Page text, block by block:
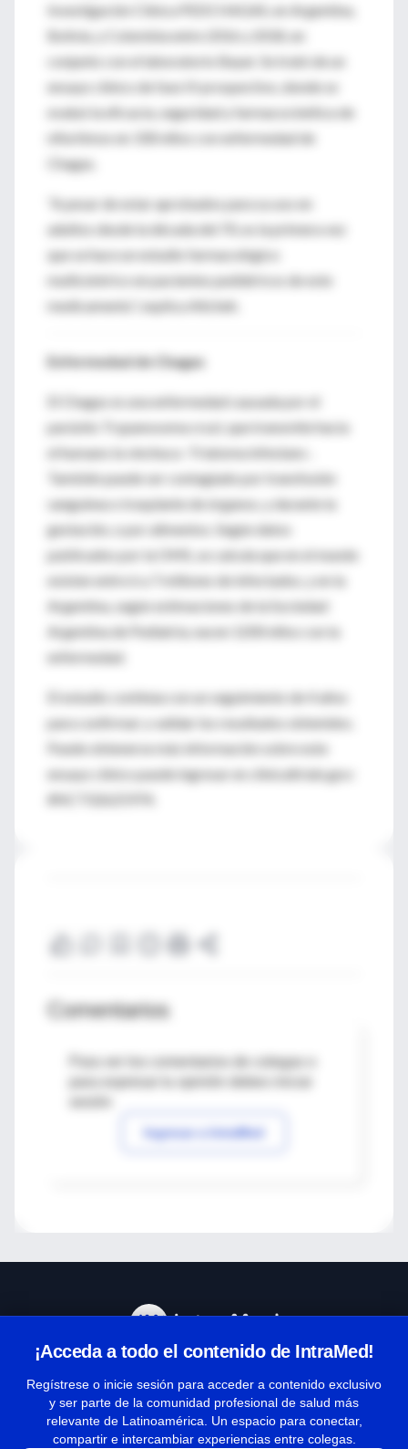
Investigación Clínica PEDCHAGAS, en Argentina,
Bolivia, y Colombia entre 2016 y 2018, en
conjunto con el laboratorio Bayer. Se trató de un
ensayo clínico de fase III prospectivo, donde se
evaluó la eficacia, seguridad y farmacocinética de
nifurtimox en 330 niños con enfermedad de
Chagas.
“A pesar de estar aprobados para su uso en
adultos desde la década del 70, es la primera vez
que se hace un estudio farmacológico
multicéntrico en pacientes pediátricos de este
medicamento”, explica Altcheh.
Enfermedad de Chagas
El Chagas es una enfermedad causada por el
parásito Trypanosoma cruzi, que transmite hacia
el humano la vinchuca -Triatoma infestans-.
También puede ser contagiado por transfusión
sanguínea o trasplante de órganos, y durante la
gestación, o por alimentos. Según datos
publicados por la OMS, se calcula que en el mundo
existen entre 6 a 7 millones de infectados, y en la
Argentina, según estimaciones de la Sociedad
Argentina de Pediatría, nacen 1200 niños con la
enfermedad.
El estudio continúa con un seguimiento de 4 años
para confirmar y validar los resultados obtenidos.
Puede obtenerse más información sobre este
ensayo clínico puede ingresar en clinicaltrials.gov:
#NCT02625974.
Comentarios
Para ver los comentarios de colegas o
Ingresar a IntraMed
¡Acceda a todo el contenido de IntraMed!
Regístrese o inicie sesión para acceder a contenido exclusivo
y ser parte de la comunidad profesional de salud más
relevante de Latinoamérica. Un espacio para conectar,
compartir e intercambiar experiencias entre colegas.
Términos y condiciones